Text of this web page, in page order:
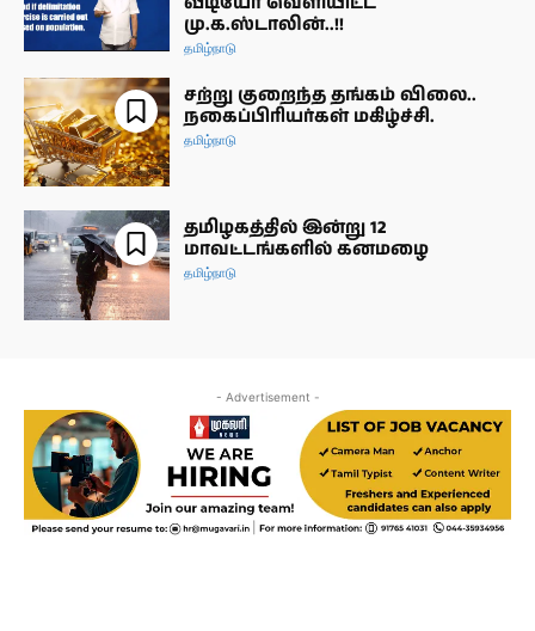
மு.க.ஸ்டாலின்..!!
தமிழ்நாடு
சற்று குறைந்த தங்கம் விலை..
நகைப்பிரியர்கள் மகிழ்ச்சி.
தமிழ்நாடு
தமிழகத்தில் இன்று 12
மாவட்டங்களில் கனமழை
தமிழ்நாடு
- Advertisement -